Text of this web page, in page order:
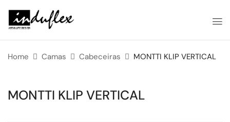
Home Camas Cabeceiras MONTTI KLIP VERTICAL
MONTTI KLIP VERTICAL